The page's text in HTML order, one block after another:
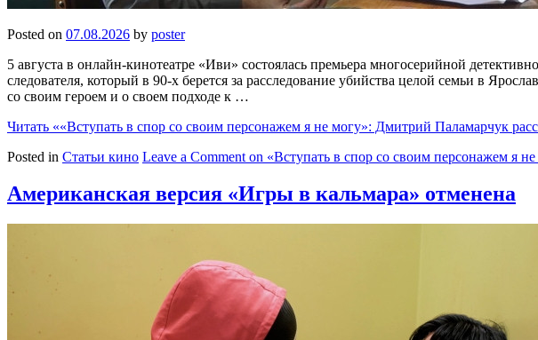
Posted on 07.08.2026 by poster
5 августа в онлайн-кинотеатре «Иви» состоялась премьера многосерийной
следователя, который в 90-х берется за расследование убийства целой семьи в
со своим героем и о своем подходе к …
Читать ««Вступать в спор со своим персонажем я не могу»: Дмитрий Паламарчук
Posted in Статьи кино Leave a Comment on «Вступать в спор со своим персонажем я
Американская версия «Игры в кальмара» отменена